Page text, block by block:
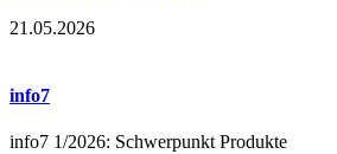
21.05.2026
info7
info7 1/2026: Schwerpunkt Produkte